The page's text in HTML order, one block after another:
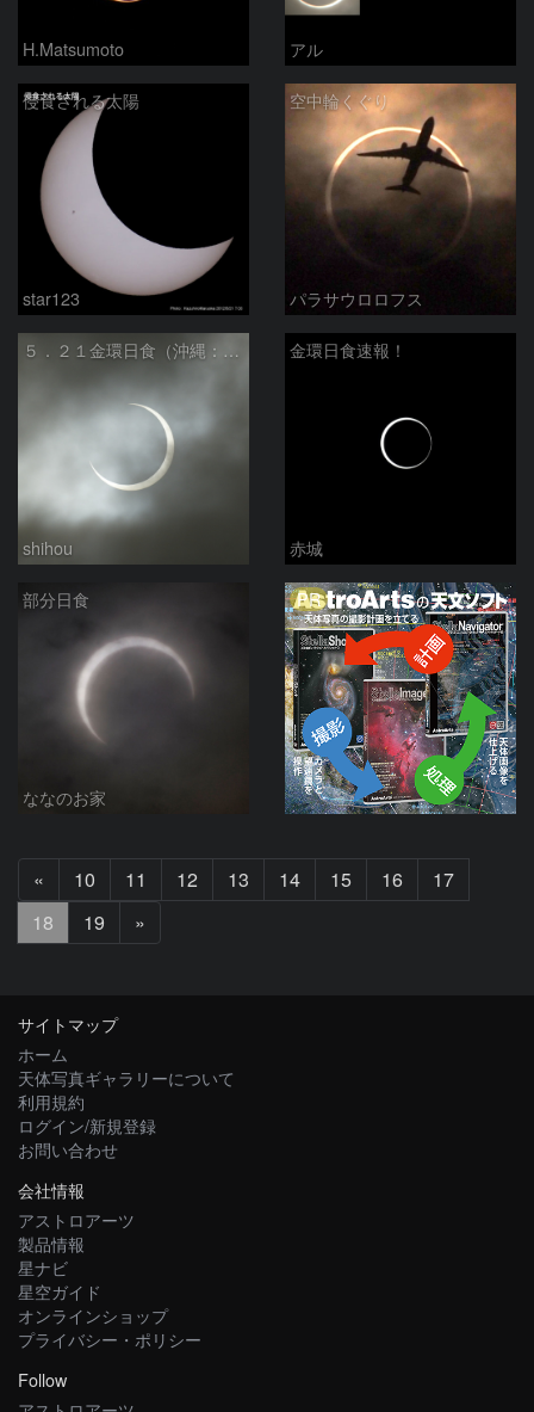
H.Matsumoto アル
侵食される太陽
star123
空中輪くぐり
パラサウロロフス
５．２１金環日食（沖縄：部分日食）
shihou
金環日食速報！
赤城
部分日食
ななのお家
PR
«
へ
10 11 12 13 14 15 16
17
18
19 »
へ
サイトマップ
ホーム
天体写真ギャラリーについて
利用規約
ログイン/新規登録
お問い合わせ
会社情報
アストロアーツ
製品情報
星ナビ
星空ガイド
オンラインショップ
プライバシー・ポリシー
Follow